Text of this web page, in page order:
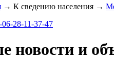
→ К сведению населения →
новости и